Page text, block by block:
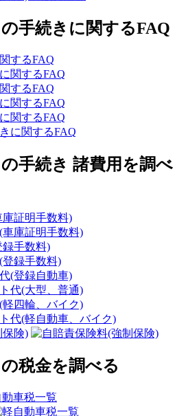
手続きに関するFAQ
するFAQ
するFAQ
関するFAQ
手続き 諸費用を調べ
証明手数料)
手数料)
(登録自動車)
四輪、バイク)
保険)
税金を調べる